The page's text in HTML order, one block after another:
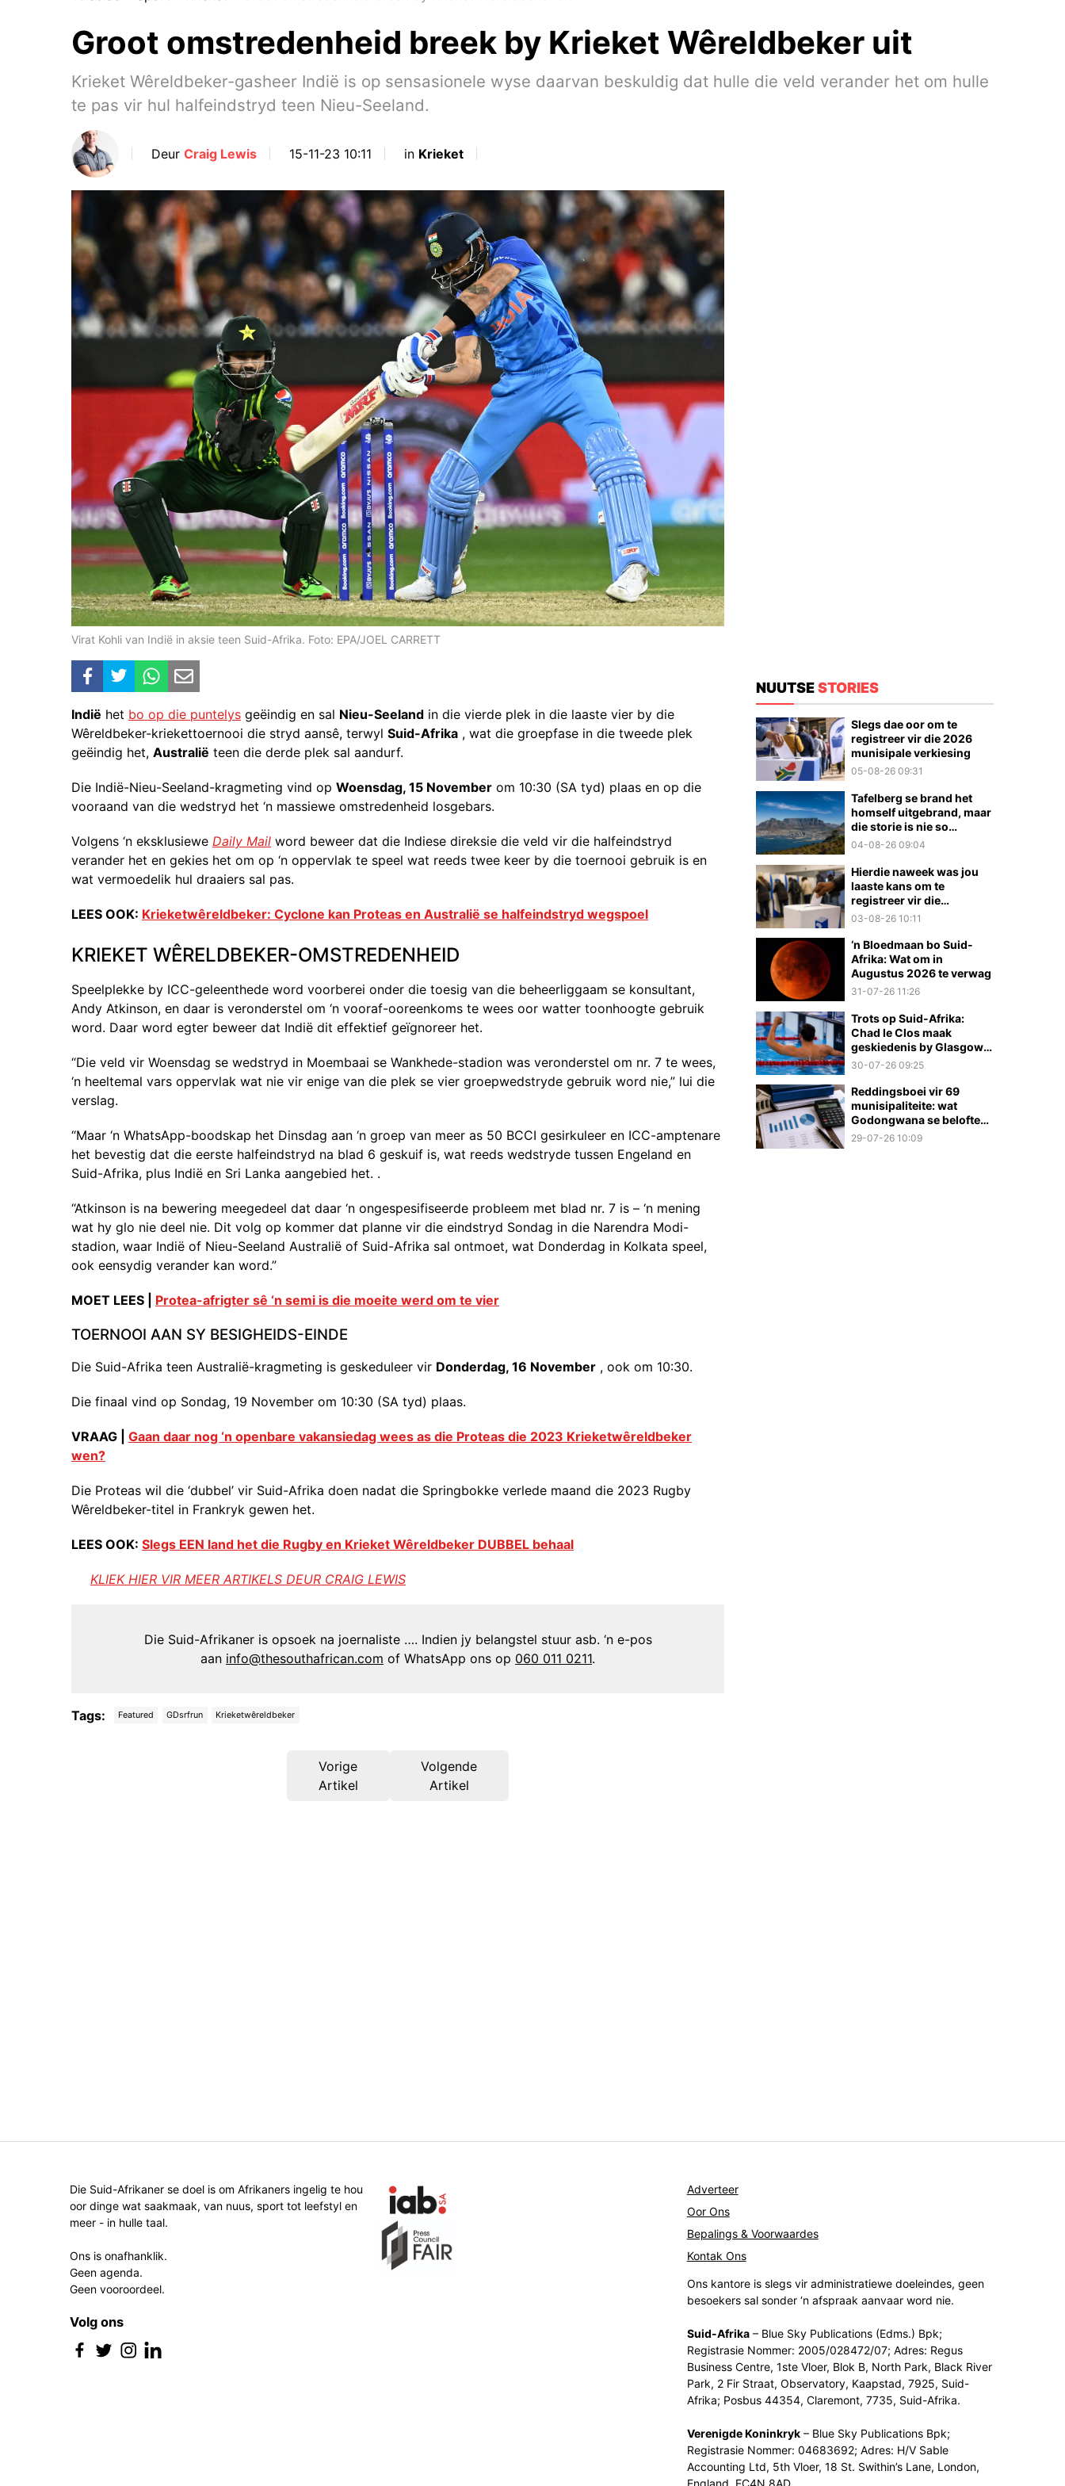
Groot omstredenheid breek by Krieket Wêreldbeker uit
Krieket Wêreldbeker-gasheer Indië is op sensasionele wyse daarvan beskuldig dat hulle die veld verander het om hulle
te pas vir hul halfeindstryd teen Nieu-Seeland.
Deur Craig Lewis 15-11-23 10:11 in Krieket
Virat Kohli van Indië in aksie teen Suid-Afrika. Foto: EPA/JOEL CARRETT
Indië het bo op die puntelys geëindig en sal Nieu-Seeland in die vierde plek in die laaste vier by die
Wêreldbeker-kriekettoernooi die stryd aansê, terwyl Suid-Afrika , wat die groepfase in die tweede plek
geëindig het, Australië teen die derde plek sal aandurf.
Die Indië-Nieu-Seeland-kragmeting vind op Woensdag, 15 November om 10:30 (SA tyd) plaas en op die
vooraand van die wedstryd het ‘n massiewe omstredenheid losgebars.
Volgens ‘n eksklusiewe Daily Mail word beweer dat die Indiese direksie die veld vir die halfeindstryd
verander het en gekies het om op ‘n oppervlak te speel wat reeds twee keer by die toernooi gebruik is en
wat vermoedelik hul draaiers sal pas.
LEES OOK: Krieketwêreldbeker: Cyclone kan Proteas en Australië se halfeindstryd wegspoel
KRIEKET WÊRELDBEKER-OMSTREDENHEID
Speelplekke by ICC-geleenthede word voorberei onder die toesig van die beheerliggaam se konsultant,
Andy Atkinson, en daar is veronderstel om ‘n vooraf-ooreenkoms te wees oor watter toonhoogte gebruik
word. Daar word egter beweer dat Indië dit effektief geïgnoreer het.
“Die veld vir Woensdag se wedstryd in Moembaai se Wankhede-stadion was veronderstel om nr. 7 te wees,
‘n heeltemal vars oppervlak wat nie vir enige van die plek se vier groepwedstryde gebruik word nie,” lui die
verslag.
“Maar ‘n WhatsApp-boodskap het Dinsdag aan ‘n groep van meer as 50 BCCI gesirkuleer en ICC-amptenare
het bevestig dat die eerste halfeindstryd na blad 6 geskuif is, wat reeds wedstryde tussen Engeland en
Suid-Afrika, plus Indië en Sri Lanka aangebied het. .
“Atkinson is na bewering meegedeel dat daar ‘n ongespesifiseerde probleem met blad nr. 7 is – ‘n mening
wat hy glo nie deel nie. Dit volg op kommer dat planne vir die eindstryd Sondag in die Narendra Modi-
stadion, waar Indië of Nieu-Seeland Australië of Suid-Afrika sal ontmoet, wat Donderdag in Kolkata speel,
ook eensydig verander kan word.”
MOET LEES | Protea-afrigter sê ‘n semi is die moeite werd om te vier
TOERNOOI AAN SY BESIGHEIDS-EINDE
Die Suid-Afrika teen Australië-kragmeting is geskeduleer vir Donderdag, 16 November , ook om 10:30.
Die finaal vind op Sondag, 19 November om 10:30 (SA tyd) plaas.
VRAAG | Gaan daar nog ‘n openbare vakansiedag wees as die Proteas die 2023 Krieketwêreldbeker
wen?
Die Proteas wil die ‘dubbel’ vir Suid-Afrika doen nadat die Springbokke verlede maand die 2023 Rugby
Wêreldbeker-titel in Frankryk gewen het.
LEES OOK: Slegs EEN land het die Rugby en Krieket Wêreldbeker DUBBEL behaal
KLIEK HIER VIR MEER ARTIKELS DEUR CRAIG LEWIS
Die Suid-Afrikaner is opsoek na joernaliste …. Indien jy belangstel stuur asb. ‘n e-pos
aan info@thesouthafrican.com of WhatsApp ons op 060 011 0211.
Tags: Featured GDsrfrun Krieketwêreldbeker
Volgende
Artikel
Vorige
Artikel
NUUTSESTORIES
Slegs dae oor om te
registreer vir die 2026
munisipale verkiesing
05-08-26 09:31
Tafelberg se brand het
homself uitgebrand, maar
die storie is nie so
eenvoudig nie
04-08-26 09:04
Hierdie naweek was jou
laaste kans om te
registreer vir die
munisipale verkiesings
03-08-26 10:11
‘n Bloedmaan bo Suid-
Afrika: Wat om in
Augustus 2026 te verwag
31-07-26 11:26
Trots op Suid-Afrika:
Chad le Clos maak
geskiedenis by Glasgow
2026
30-07-26 09:25
Reddingsboei vir 69
munisipaliteite: wat
Godongwana se belofte
werklik beteken
29-07-26 10:09
Die Suid-Afrikaner se doel is om Afrikaners ingelig te hou
oor dinge wat saakmaak, van nuus, sport tot leefstyl en
meer - in hulle taal.
Ons is onafhanklik.
Geen agenda.
Geen vooroordeel.
Volg ons
Adverteer
Oor Ons
Bepalings & Voorwaardes
Kontak Ons
Ons kantore is slegs vir administratiewe doeleindes, geen
besoekers sal sonder ‘n afspraak aanvaar word nie.
Suid-Afrika– Blue Sky Publications (Edms.) Bpk;
Registrasie Nommer: 2005/028472/07; Adres: Regus
Business Centre, 1ste Vloer, Blok B, North Park, Black River
Park, 2 Fir Straat, Observatory, Kaapstad, 7925, Suid-
Afrika; Posbus 44354, Claremont, 7735, Suid-Afrika.
Verenigde Koninkryk– Blue Sky Publications Bpk;
Registrasie Nommer: 04683692; Adres: H/V Sable
Accounting Ltd, 5th Vloer, 18 St. Swithin’s Lane, London,